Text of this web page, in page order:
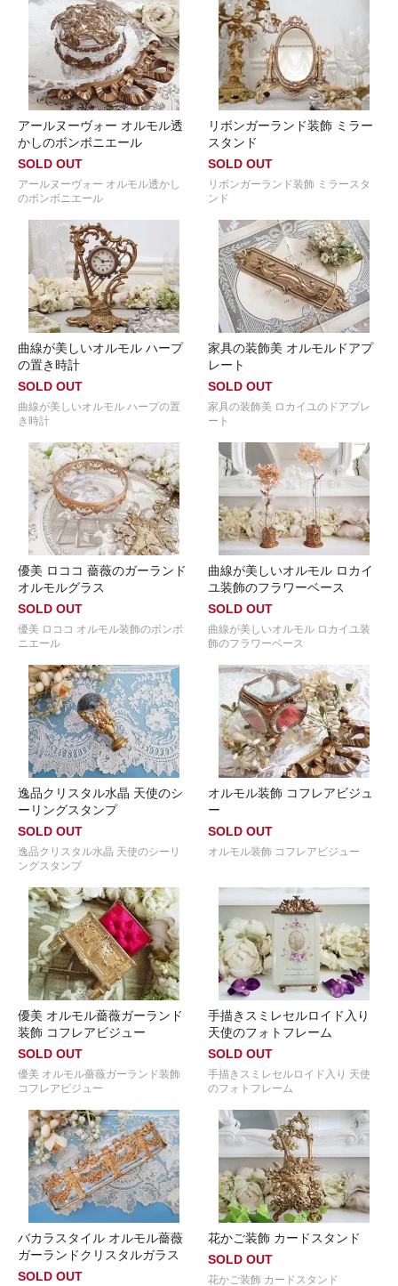
アールヌーヴォー オルモル透
かしのボンボニエール
SOLD OUT
アールヌーヴォー オルモル透かし
のボンボニエール
リボンガーランド装飾 ミラー
スタンド
SOLD OUT
リボンガーランド装飾 ミラースタ
ンド
曲線が美しいオルモル ハープ
の置き時計
SOLD OUT
曲線が美しいオルモル ハープの置
き時計
家具の装飾美 オルモルドアプ
レート
SOLD OUT
家具の装飾美 ロカイユのドアプレ
ート
優美 ロココ 薔薇のガーランド
オルモルグラス
SOLD OUT
優美 ロココ オルモル装飾のボンボ
ニエール
曲線が美しいオルモル ロカイ
ユ装飾のフラワーベース
SOLD OUT
曲線が美しいオルモル ロカイユ装
飾のフラワーベース
逸品クリスタル水晶 天使のシ
ーリングスタンプ
SOLD OUT
逸品クリスタル水晶 天使のシーリ
ングスタンプ
オルモル装飾 コフレアビジュ
ー
SOLD OUT
オルモル装飾 コフレアビジュー
優美 オルモル薔薇ガーランド
装飾 コフレアビジュー
SOLD OUT
優美 オルモル薔薇ガーランド装飾
コフレアビジュー
手描きスミレセルロイド入り
天使のフォトフレーム
SOLD OUT
手描きスミレセルロイド入り 天使
のフォトフレーム
バカラスタイル オルモル薔薇
ガーランドクリスタルガラス
SOLD OUT
花かご装飾 カードスタンド
SOLD OUT
花かご装飾 カードスタンド